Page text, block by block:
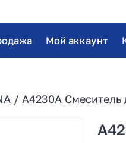
Мой аккаунт
/ A4230A Смеситель